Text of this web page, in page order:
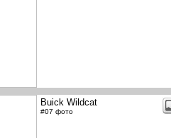
Buick Wildcat
#07 фото